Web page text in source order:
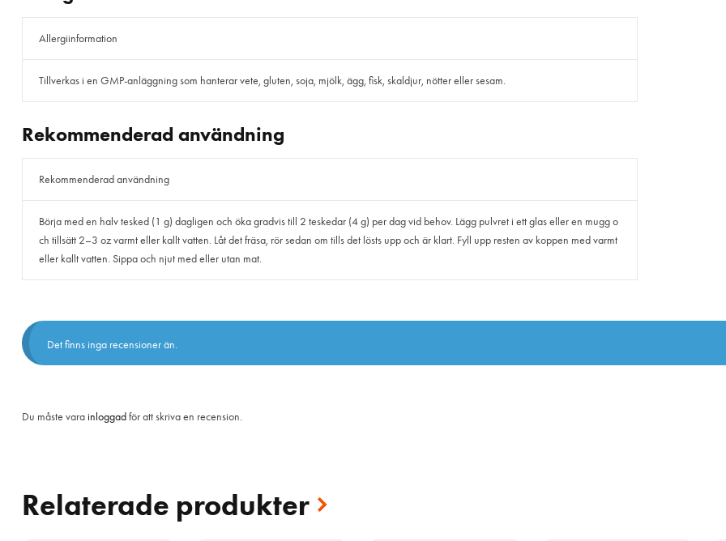
Allergiinformation
Tillverkas i en GMP-anläggning som hanterar vete, gluten, soja, mjölk, ägg, fisk, skaldjur, nötter eller sesam.
Rekommenderad användning
Rekommenderad användning
Börja med en halv tesked (1 g) dagligen och öka gradvis till 2 teskedar (4 g) per dag vid behov. Lägg pulvret i ett glas eller en mugg o
ch tillsätt 2–3 oz varmt eller kallt vatten. Låt det fräsa, rör sedan om tills det lösts upp och är klart. Fyll upp resten av koppen med varmt
eller kallt vatten. Sippa och njut med eller utan mat.
Det finns inga recensioner än.
Du måste varainloggadför att skriva en recension.
Relaterade produkter